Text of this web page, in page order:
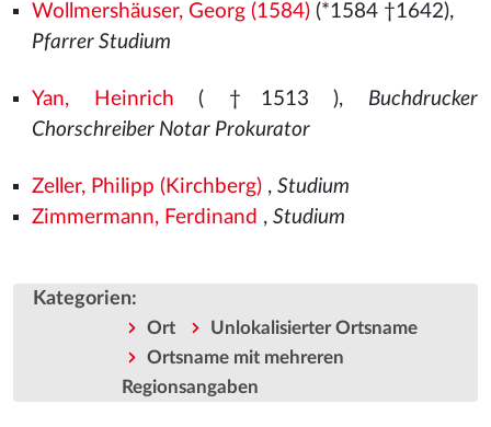
Wollmershäuser, Georg (1584)(*1584 †1642),
Pfarrer Studium
Yan, Heinrich ( †1513 ), Buchdrucker
Chorschreiber Notar Prokurator
Zeller, Philipp (Kirchberg), Studium
Zimmermann, Ferdinand , Studium
Kategorien:
Ort
Unlokalisierter Ortsname
Ortsname mit mehreren
Regionsangaben